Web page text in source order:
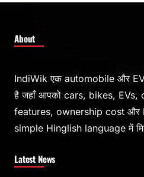
About
IndiWik एक automobile और
है जहाँ आपको cars, bikes,
features, ownership cost और
simple Hinglish language में
Latest News